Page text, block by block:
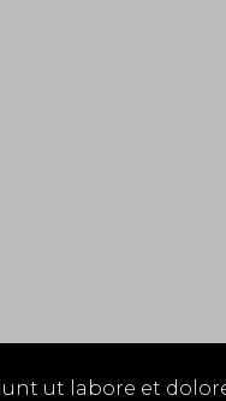
ut labore et